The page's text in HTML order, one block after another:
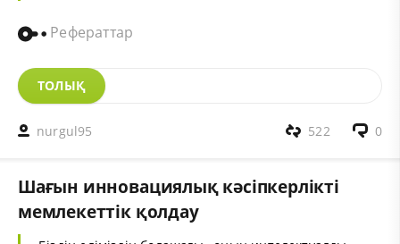
Рефераттар
ТОЛЫҚ
nurgul95 0
522
Шағын инновациялық кәсіпкерлікті
мемлекеттік қолдау